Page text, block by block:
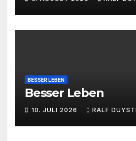
BESSER LEBEN
Besser Leben
10. JULI 2026 RALF